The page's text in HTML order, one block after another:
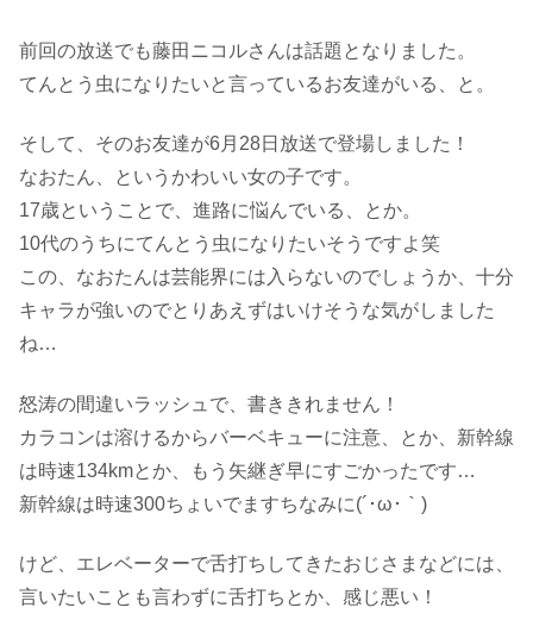
前回の放送でも藤田ニコルさんは話題となりました。
てんとう虫になりたいと言っているお友達がいる、と。
そして、そのお友達が6月28日放送で登場しました！
なおたん、というかわいい女の子です。
17歳ということで、進路に悩んでいる、とか。
10代のうちにてんとう虫になりたいそうですよ笑
この、なおたんは芸能界には入らないのでしょうか、十分
キャラが強いのでとりあえずはいけそうな気がしました
ね…
怒涛の間違いラッシュで、書ききれません！
カラコンは溶けるからバーベキューに注意、とか、新幹線
は時速134kmとか、もう矢継ぎ早にすごかったです…
新幹線は時速300ちょいでますちなみに(´･ω･｀)
けど、エレベーターで舌打ちしてきたおじさまなどには、
言いたいことも言わずに舌打ちとか、感じ悪い！